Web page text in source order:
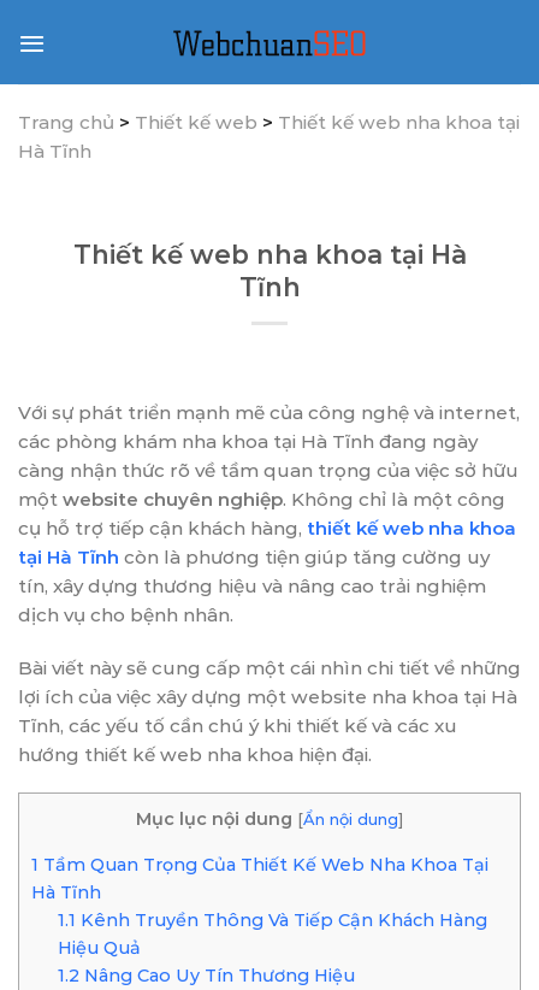
Trang chủ > Thiết kế web > Thiết kế web nha khoa tại
Hà Tĩnh
Thiết kế web nha khoa tại Hà
Tĩnh
Với sự phát triển mạnh mẽ của công nghệ và internet,
các phòng khám nha khoa tại Hà Tĩnh đang ngày
càng nhận thức rõ về tầm quan trọng của việc sở hữu
một website chuyên nghiệp. Không chỉ là một công
cụ hỗ trợ tiếp cận khách hàng, thiết kế web nha khoa
tại Hà Tĩnh còn là phương tiện giúp tăng cường uy
tín, xây dựng thương hiệu và nâng cao trải nghiệm
dịch vụ cho bệnh nhân.
Bài viết này sẽ cung cấp một cái nhìn chi tiết về những
lợi ích của việc xây dựng một website nha khoa tại Hà
Tĩnh, các yếu tố cần chú ý khi thiết kế và các xu
hướng thiết kế web nha khoa hiện đại.
Mục lục nội dung [Ẩn nội dung]
1 Tầm Quan Trọng Của Thiết Kế Web Nha Khoa Tại
Hà Tĩnh
1.1 Kênh Truyền Thông Và Tiếp Cận Khách Hàng
Hiệu Quả
1.2Nâng Cao Uy Tín Thương Hiệu